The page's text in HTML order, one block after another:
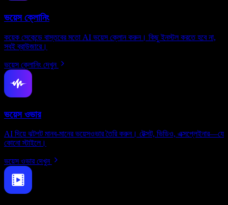
ভয়েস ক্লোনিং
কয়েক সেকেন্ডে বাস্তবের মতো AI ভয়েস ক্লোন করুন। কিছু ইনস্টল করতে হবে না,
সবই ব্রাউজারে।
ভয়েস ক্লোনিং দেখুন
ভয়েস ওভার
AI দিয়ে ঝটপট মানব-মানের ভয়েসওভার তৈরি করুন। টেক্সট, ভিডিও, এক্সপ্লেইনার—যে
কোনো স্টাইলে।
ভয়েস ওভার দেখুন